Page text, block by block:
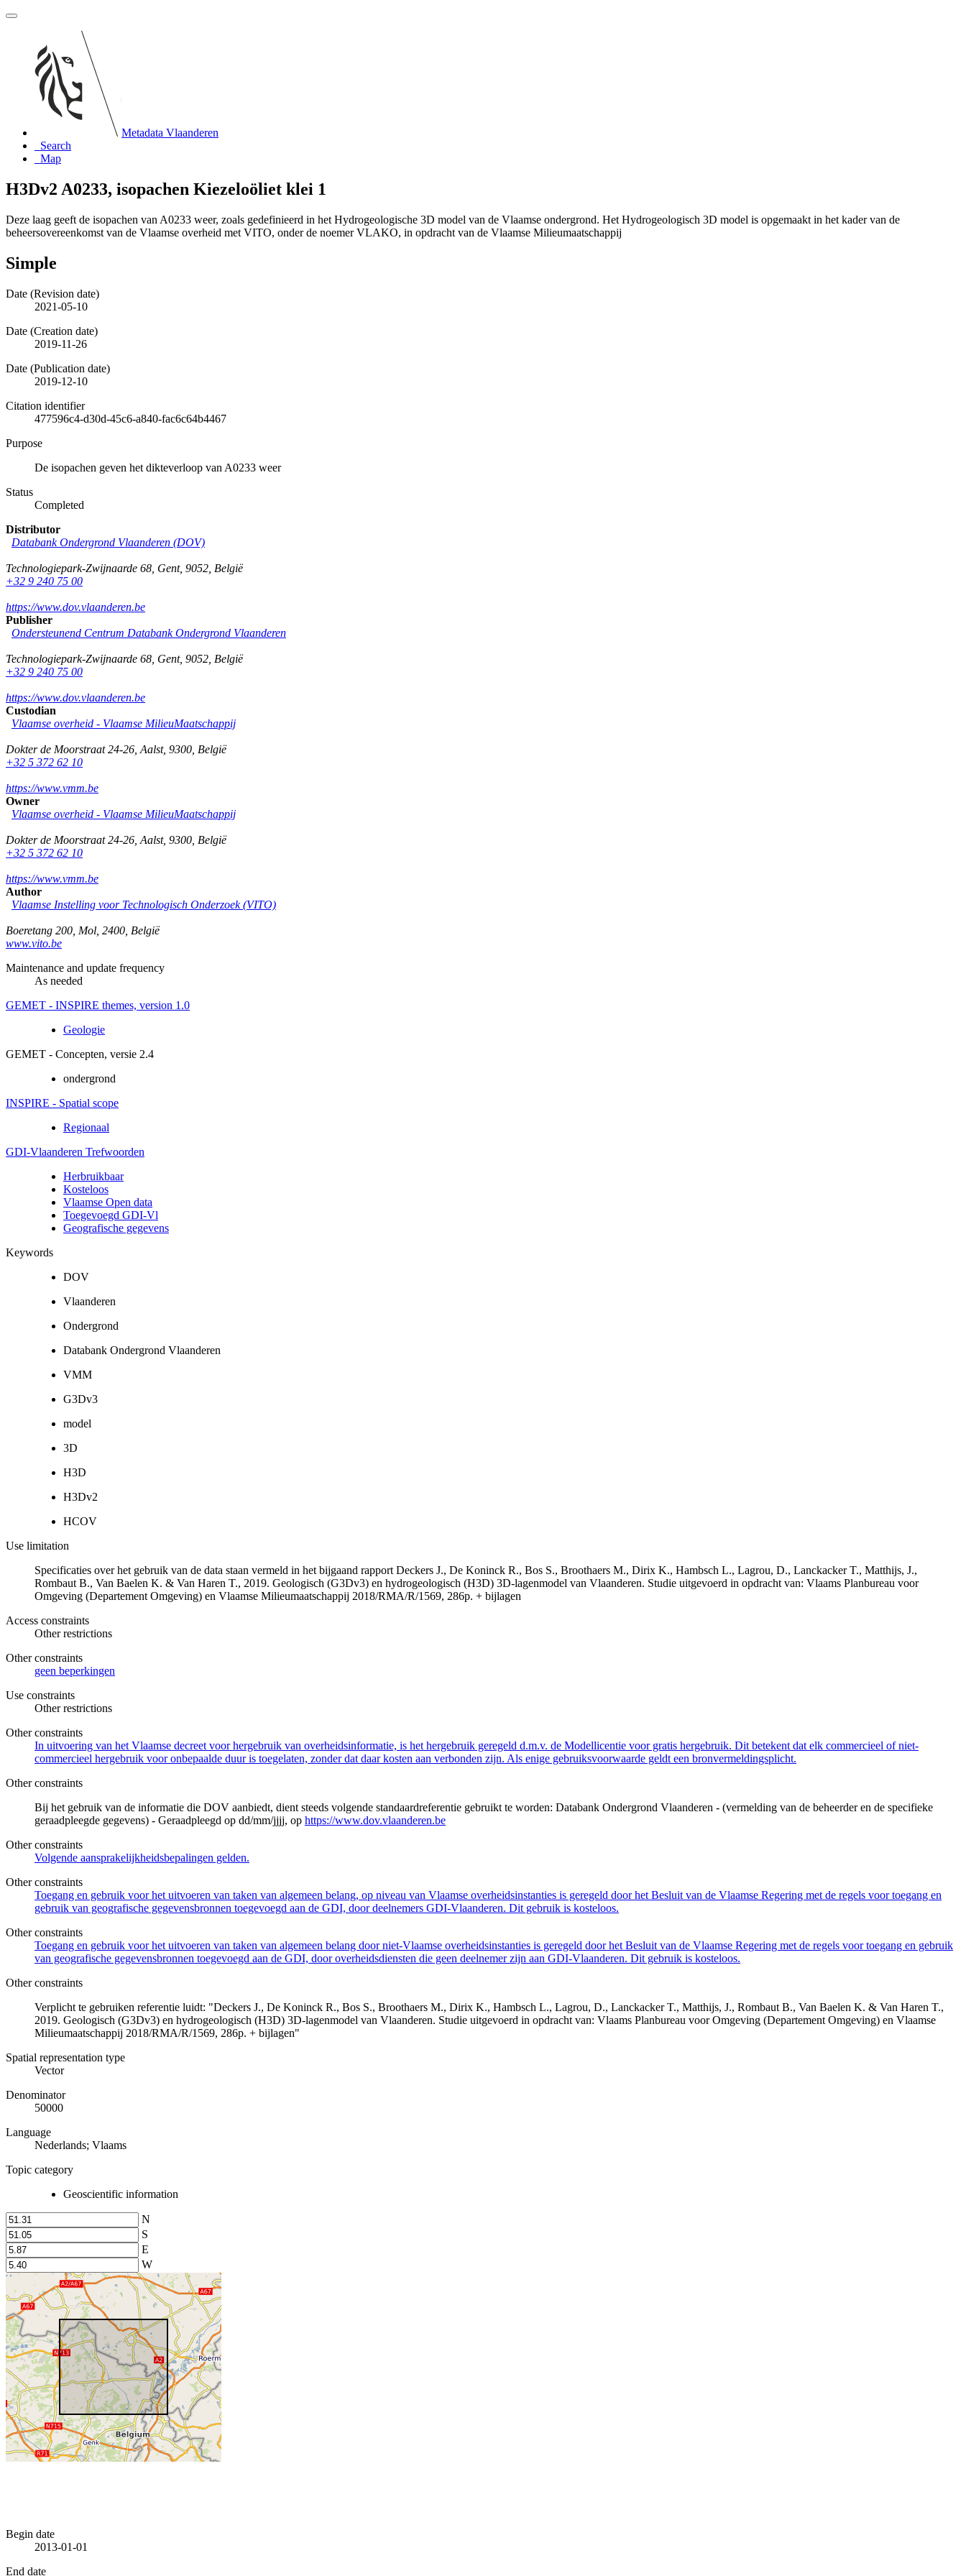
Metadata Vlaanderen
Search
Map
H3Dv2 A0233, isopachen Kiezeloöliet klei 1
Deze laag geeft de isopachen van A0233 weer, zoals gedefinieerd in het Hydrogeologische 3D model van de Vlaamse ondergrond. Het Hydrogeologisch 3D model is opgemaakt in het kader van de
beheersovereenkomst van de Vlaamse overheid met VITO, onder de noemer VLAKO, in opdracht van de Vlaamse Milieumaatschappij
Simple
Date (Revision date)
2021-05-10
Date (Creation date)
2019-11-26
Date (Publication date)
2019-12-10
Citation identifier
477596c4-d30d-45c6-a840-fac6c64b4467
Purpose
De isopachen geven het dikteverloop van A0233 weer
Status
Completed
Distributor
Databank Ondergrond Vlaanderen (DOV)
Technologiepark-Zwijnaarde 68 Gent, 9052 België
+32 9 240 75 00
https://www.dov.vlaanderen.be
Publisher
Ondersteunend Centrum Databank Ondergrond Vlaanderen
Technologiepark-Zwijnaarde 68 Gent, 9052 België
+32 9 240 75 00
https://www.dov.vlaanderen.be
Custodian
Vlaamse overheid - Vlaamse MilieuMaatschappij
Dokter de Moorstraat 24-26 Aalst, 9300 België
+32 5 372 62 10
https://www.vmm.be
Owner
Vlaamse overheid - Vlaamse MilieuMaatschappij
Dokter de Moorstraat 24-26 Aalst, 9300 België
+32 5 372 62 10
https://www.vmm.be
Author
Vlaamse Instelling voor Technologisch Onderzoek (VITO)
Boeretang 200 Mol 2400 België
www.vito.be
Maintenance and update frequency
As needed
GEMET - INSPIRE themes, version 1.0
Geologie
GEMET - Concepten, versie 2.4
ondergrond
INSPIRE - Spatial scope
Regionaal
GDI-Vlaanderen Trefwoorden
Herbruikbaar
Kosteloos
Vlaamse Open data
Toegevoegd GDI-Vl
Geografische gegevens
Keywords
DOV
Vlaanderen
Ondergrond
Databank Ondergrond Vlaanderen
VMM
G3Dv3
model
3D
H3D
H3Dv2
HCOV
Use limitation
Specificaties over het gebruik van de data staan vermeld in het bijgaand rapport Deckers J., De Koninck R., Bos S., Broothaers M., Dirix K., Hambsch L., Lagrou, D., Lanckacker T., Matthijs, J.,
Rombaut B., Van Baelen K. & Van Haren T., 2019. Geologisch (G3Dv3) en hydrogeologisch (H3D) 3D-lagenmodel van Vlaanderen. Studie uitgevoerd in opdracht van: Vlaams Planbureau voor
Omgeving (Departement Omgeving) en Vlaamse Milieumaatschappij 2018/RMA/R/1569, 286p. + bijlagen
Access constraints
Other restrictions
Other constraints
geen beperkingen
Use constraints
Other restrictions
Other constraints
In uitvoering van het Vlaamse decreet voor hergebruik van overheidsinformatie, is het hergebruik geregeld d.m.v. de Modellicentie voor gratis hergebruik. Dit betekent dat elk commercieel of niet-
commercieel hergebruik voor onbepaalde duur is toegelaten, zonder dat daar kosten aan verbonden zijn. Als enige gebruiksvoorwaarde geldt een bronvermeldingsplicht.
Other constraints
Bij het gebruik van de informatie die DOV aanbiedt, dient steeds volgende standaardreferentie gebruikt te worden: Databank Ondergrond Vlaanderen - (vermelding van de beheerder en de specifieke
geraadpleegde gegevens) - Geraadpleegd op dd/mm/jjjj, op https://www.dov.vlaanderen.be
Other constraints
Volgende aansprakelijkheidsbepalingen gelden.
Other constraints
Toegang en gebruik voor het uitvoeren van taken van algemeen belang, op niveau van Vlaamse overheidsinstanties is geregeld door het Besluit van de Vlaamse Regering met de regels voor toegang en
gebruik van geografische gegevensbronnen toegevoegd aan de GDI, door deelnemers GDI-Vlaanderen. Dit gebruik is kosteloos.
Other constraints
Toegang en gebruik voor het uitvoeren van taken van algemeen belang door niet-Vlaamse overheidsinstanties is geregeld door het Besluit van de Vlaamse Regering met de regels voor toegang en gebruik
van geografische gegevensbronnen toegevoegd aan de GDI, door overheidsdiensten die geen deelnemer zijn aan GDI-Vlaanderen. Dit gebruik is kosteloos.
Other constraints
Verplicht te gebruiken referentie luidt: "Deckers J., De Koninck R., Bos S., Broothaers M., Dirix K., Hambsch L., Lagrou, D., Lanckacker T., Matthijs, J., Rombaut B., Van Baelen K. & Van Haren T.,
2019. Geologisch (G3Dv3) en hydrogeologisch (H3D) 3D-lagenmodel van Vlaanderen. Studie uitgevoerd in opdracht van: Vlaams Planbureau voor Omgeving (Departement Omgeving) en Vlaamse
Milieumaatschappij 2018/RMA/R/1569, 286p. + bijlagen"
Spatial representation type
Vector
Denominator
50000
Language
Nederlands; Vlaams
Topic category
Geoscientific information
N
S
E
W
Begin date
2013-01-01
End date